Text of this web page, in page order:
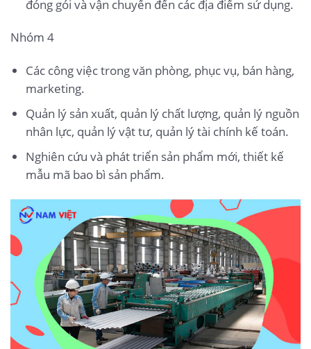
đóng gói và vận chuyển đến các địa điểm sử dụng.
Nhóm 4
Các công việc trong văn phòng, phục vụ, bán hàng,
marketing.
Quản lý sản xuất, quản lý chất lượng, quản lý nguồn
nhân lực, quản lý vật tư, quản lý tài chính kế toán.
Nghiên cứu và phát triển sản phẩm mới, thiết kế
mẫu mã bao bì sản phẩm.